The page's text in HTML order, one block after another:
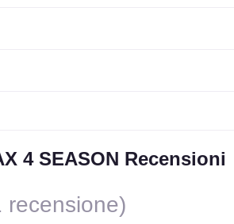
4 SEASON Recensioni
recensione)